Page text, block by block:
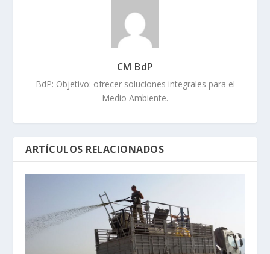
CM BdP
BdP: Objetivo: ofrecer soluciones integrales para el
Medio Ambiente.
ARTÍCULOS RELACIONADOS